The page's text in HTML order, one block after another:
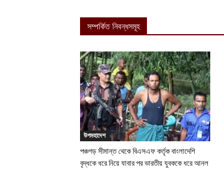
সম্পর্কিত নিবন্ধসমূহ
উপমহাদেশ
পঞ্চগড় সীমান্ত থেকে বিএসএফ কর্তৃক বাংলাদেশি
বৃদ্ধকে ধরে নিয়ে যাবার পর ভারতীয় যুবককে ধরে আনল